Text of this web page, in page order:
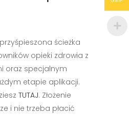
ścieżka
opieki zdrowia z
oraz specjalnym
etapie aplikacji.
TUTAJ. Złożenie
i nie trzeba płacić